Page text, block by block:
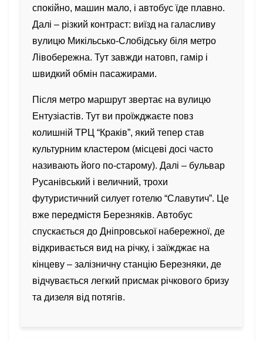
спокійно, машин мало, і автобус їде плавно.
Далі – різкий контраст: виїзд на галасливу
вулицю Микільсько-Слобідську біля метро
Лівобережна. Тут завжди натовп, гамір і
швидкий обмін пасажирами.
Після метро маршрут звертає на вулицю
Ентузіастів. Тут ви проїжджаєте повз
колишній ТРЦ “Краків”, який тепер став
культурним кластером (місцеві досі часто
називають його по-старому). Далі – бульвар
Русанівський і величний, трохи
футуристичний силует готелю “Славутич”. Це
вже передмістя Березняків. Автобус
спускається до Дніпровської набережної, де
відкривається вид на річку, і заїжджає на
кінцеву – залізничну станцію Березняки, де
відчувається легкий присмак річкового бризу
та дизеля від потягів.